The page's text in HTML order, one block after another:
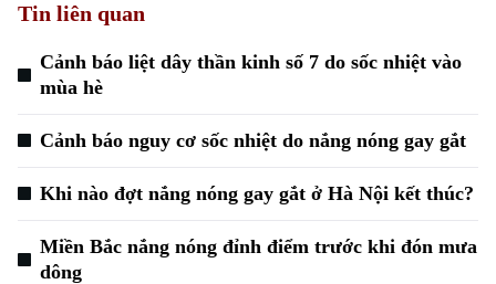
Xu hướng
Tin liên quan
Cảnh báo liệt dây thần kinh số 7 do sốc nhiệt vào
mùa hè
Cảnh báo nguy cơ sốc nhiệt do nắng nóng gay gắt
Khi nào đợt nắng nóng gay gắt ở Hà Nội kết thúc?
Miền Bắc nắng nóng đỉnh điểm trước khi đón mưa
dông